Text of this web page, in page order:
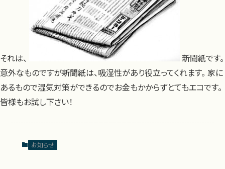
それは、
新聞紙です。
意外なものですが新聞紙は、吸湿性があり役立ってくれます。 家に
あるもので湿気対策ができるのでお金もかからずとてもエコです。
皆様もお試し下さい！
お知らせ